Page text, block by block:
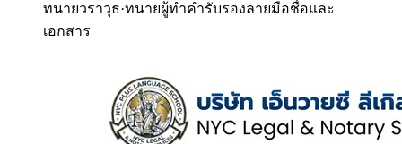
ทนายวราวุธ·ทนายผู้ทำคำรับรองลายมือชื่อและ
เอกสาร